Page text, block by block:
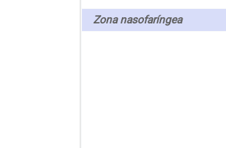
Zona nasofaríngea